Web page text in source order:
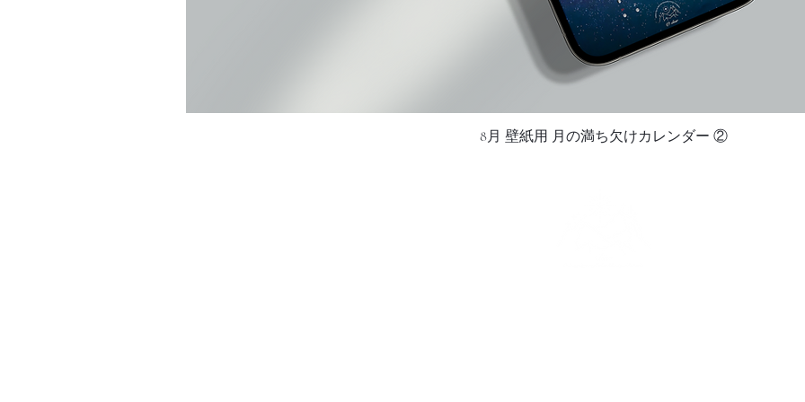
Quick View
8月 壁紙用 月の満ち欠けカレンダー ②